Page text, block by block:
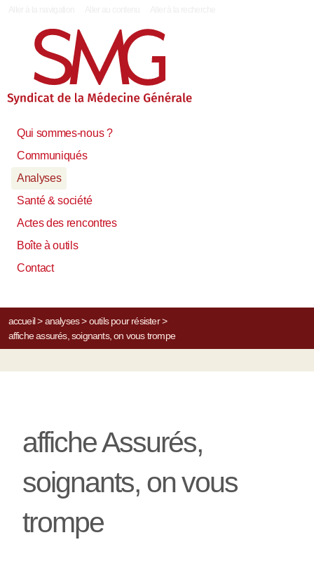
Qui sommes-nous ?
Communiqués
Analyses
Santé & société
Actes des rencontres
Boîte à outils
Contact
accueil> analyses> outils pour résister>
affiche assurés, soignants, on vous trompe
affiche Assurés,
soignants, on vous
trompe